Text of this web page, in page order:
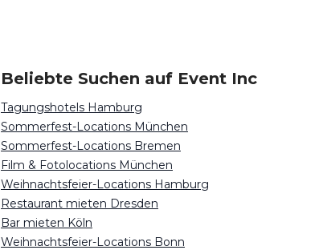
Beliebte Suchen auf Event Inc
Tagungshotels Hamburg
Sommerfest-Locations München
Sommerfest-Locations Bremen
Film & Fotolocations München
Weihnachtsfeier-Locations Hamburg
Restaurant mieten Dresden
Bar mieten Köln
Weihnachtsfeier-Locations Bonn